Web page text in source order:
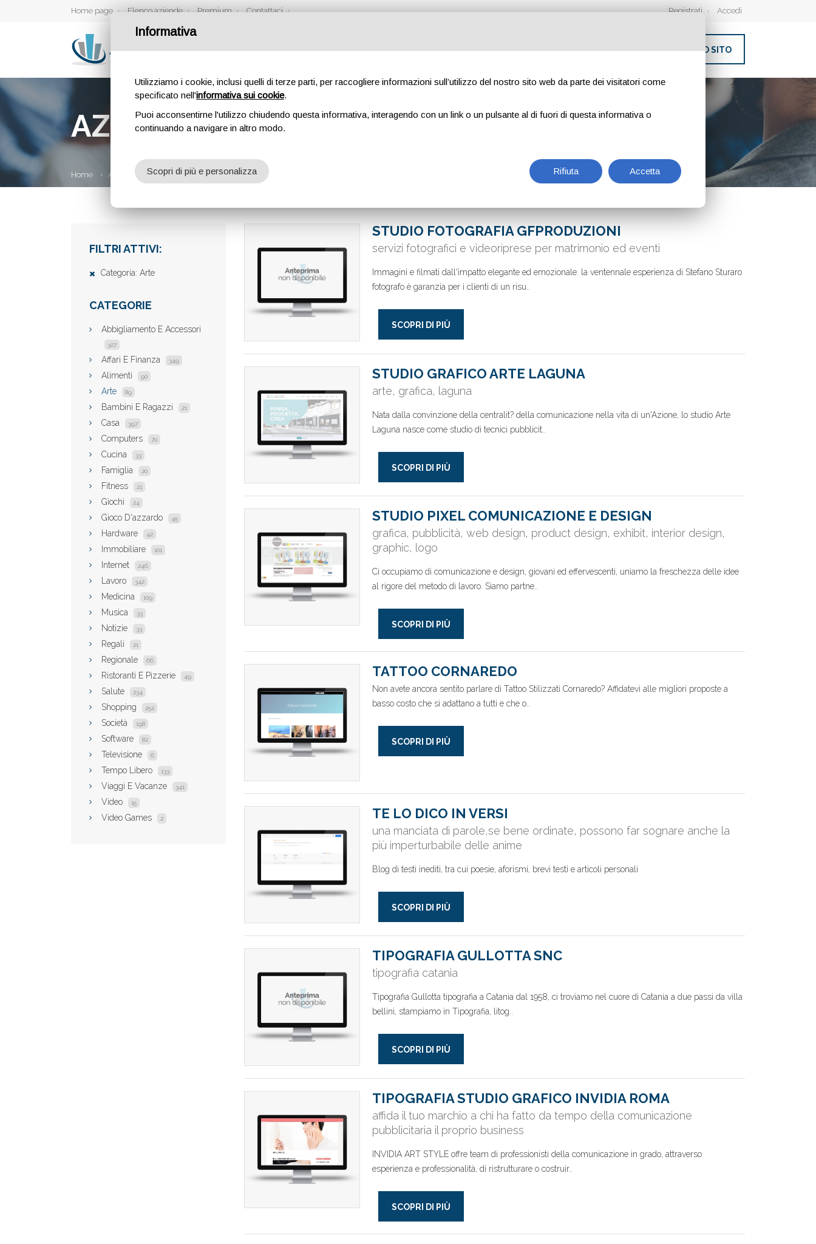
Home page Elenco aziende Premium Contattaci Registrati Accedi
INSERISCI IL TUO SITO
AZIENDE
Home Aziende
FILTRI ATTIVI:
Categoria: Arte
CATEGORIE
Abbigliamento E Accessori
327
Affari E Finanza 349
Alimenti 90
Arte 89
Bambini E Ragazzi 21
Casa 397
Computers 70
Cucina 33
Famiglia 20
Fitness 21
Giochi 24
Gioco D'azzardo 45
Hardware 42
Immobiliare 101
Internet 246
Lavoro 342
Medicina 109
Musica 33
Notizie 33
Regali 21
Regionale 66
Ristoranti E Pizzerie 49
Salute 234
Shopping 252
Società 198
Software 82
Televisione 6
Tempo Libero 133
Viaggi E Vacanze 341
Video 15
Video Games 2
STUDIO FOTOGRAFIA GFPRODUZIONI
servizi fotografici e videoriprese per matrimonio ed eventi
Immagini e filmati dall'impatto elegante ed emozionale: la ventennale esperienza di Stefano Sturaro
fotografo è garanzia per i clienti di un risu..
SCOPRI DI PIÙ
STUDIO GRAFICO ARTE LAGUNA
arte, grafica, laguna
Nata dalla convinzione della centralit? della comunicazione nella vita di un'Azione, lo studio Arte
Laguna nasce come studio di tecnici pubblicit..
SCOPRI DI PIÙ
STUDIO PIXEL COMUNICAZIONE E DESIGN
grafica, pubblicità, web design, product design, exhibit, interior design,
graphic, logo
Ci occupiamo di comunicazione e design, giovani ed effervescenti, uniamo la freschezza delle idee
al rigore del metodo di lavoro. Siamo partne..
SCOPRI DI PIÙ
TATTOO CORNAREDO
Non avete ancora sentito parlare di Tattoo Stilizzati Cornaredo? Affidatevi alle migliori proposte a
basso costo che si adattano a tutti e che o..
SCOPRI DI PIÙ
TE LO DICO IN VERSI
una manciata di parole,se bene ordinate, possono far sognare anche la
più imperturbabile delle anime
Blog di testi inediti, tra cui poesie, aforismi, brevi testi e articoli personali
SCOPRI DI PIÙ
TIPOGRAFIA GULLOTTA SNC
tipografia catania
Tipografia Gullotta tipografia a Catania dal 1958, ci troviamo nel cuore di Catania a due passi da villa
bellini, stampiamo in Tipografia, litog..
SCOPRI DI PIÙ
TIPOGRAFIA STUDIO GRAFICO INVIDIA ROMA
affida il tuo marchio a chi ha fatto da tempo della comunicazione
pubblicitaria il proprio business
INVIDIA ART STYLE offre team di professionisti della comunicazione in grado, attraverso
esperienza e professionalità, di ristrutturare o costruir..
SCOPRI DI PIÙ
Informativa
Utilizziamo i cookie, inclusi quelli di terze parti, per raccogliere informazioni sull’utilizzo del nostro sito web da parte dei visitatori come
specificato nell'informativa sui cookie.
Puoi acconsentirne l'utilizzo chiudendo questa informativa, interagendo con un link o un pulsante al di fuori di questa informativa o
continuando a navigare in altro modo.
Rifiuta Accetta
Scopri di più e personalizza